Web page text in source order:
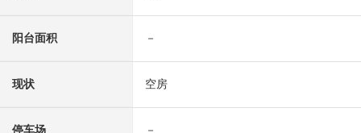
阳台面积 －
现状 空房
停车场 －